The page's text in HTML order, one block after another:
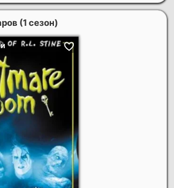
(1 сезон)